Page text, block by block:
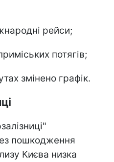
рейси;
потягів;
змінено графік.
пошкодження
Києва низка